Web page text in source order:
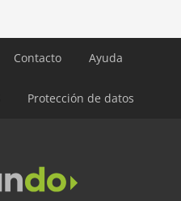
Contacto Ayuda
Protección de datos